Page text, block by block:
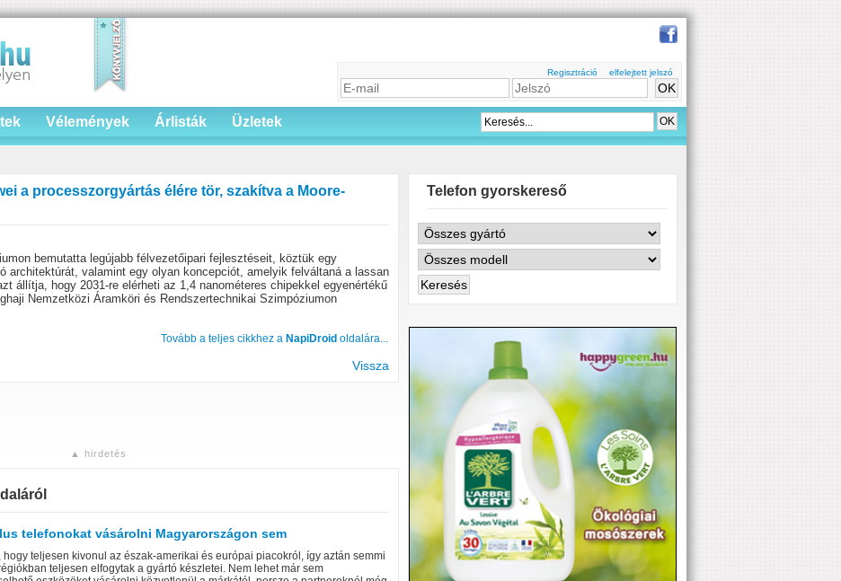
Regisztráció elfelejtett jelszó
Vélemények Árlisták Üzletek
a processzorgyártás élére tör, szakítva a Moore-
bemutatta legújabb félvezetőipari fejlesztéseit, köztük egy
architektúrát, valamint egy olyan koncepciót, amelyik felváltaná a lassan
állítja, hogy 2031-re elérheti az 1,4 nanométeres chipekkel egyenértékű
Nemzetközi Áramköri és Rendszertechnikai Szimpóziumon
Tovább a teljes cikkhez a NapiDroid oldalára...
Vissza
▲ hirdetés
telefonokat vásárolni Magyarországon sem
teljesen kivonul az észak-amerikai és európai piacokról, így aztán semmi
teljesen elfogytak a gyártó készletei. Nem lehet már sem
Telefon gyorskereső